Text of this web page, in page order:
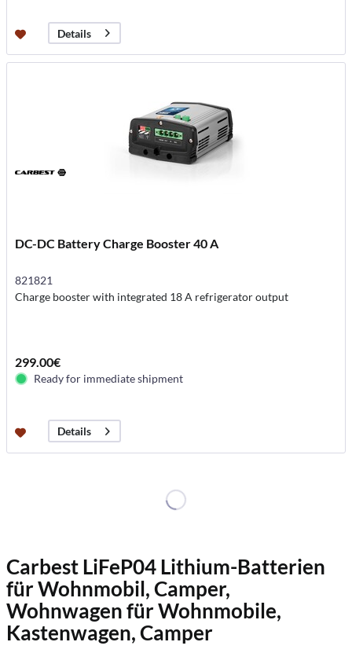
Details
DC-DC Battery Charge Booster 40 A
821821
Charge booster with integrated 18 A refrigerator output
299.00€
Ready for immediate shipment
Details
Carbest LiFeP04 Lithium-Batterien
für Wohnmobil, Camper,
Wohnwagen für Wohnmobile,
Kastenwagen, Camper